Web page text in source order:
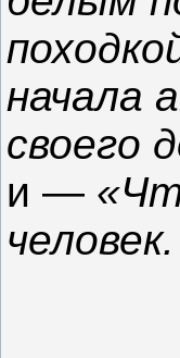
начала
своего
и —